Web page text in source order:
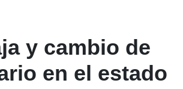
y cambio de
en el estado